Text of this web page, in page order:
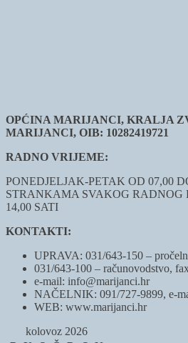
OPĆINA MARIJANCI, KRALJA
MARIJANCI, OIB: 10282419721
RADNO VRIJEME:
PONEDJELJAK-PETAK OD 07,00
STRANKAMA SVAKOG RADNOG
14,00 SATI
KONTAKTI:
UPRAVA: 031/643-150 –
031/643-100 – računovodstvo,
e-mail: info@marijanci.hr
NAČELNIK: 091/727-9899, e-
WEB: www.marijanci.hr
kolovoz 2026